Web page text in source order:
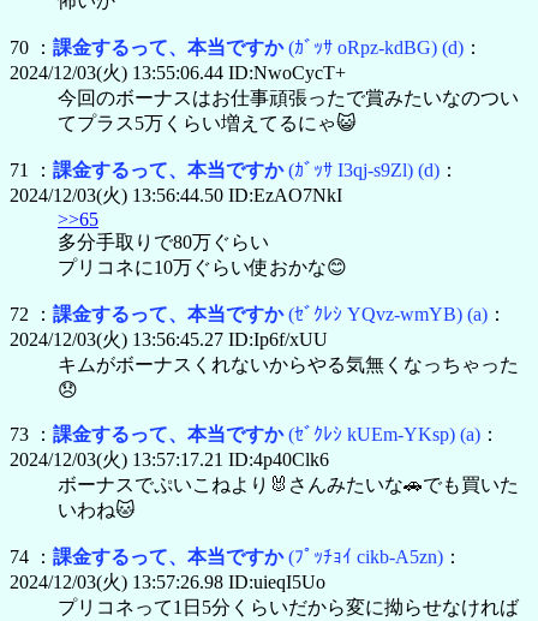
70 ： 課金するって、本当ですか(ｶﾞｯｻ oRpz-kdBG) (d) ：
2024/12/03(火) 13:55:06.44 ID:NwoCycT+
今回のボーナスはお仕事頑張ったで賞みたいなのつい
てプラス5万くらい増えてるにゃ😺
71 ： 課金するって、本当ですか(ｶﾞｯｻ I3qj-s9Zl) (d) ：
2024/12/03(火) 13:56:44.50 ID:EzAO7NkI
>>65
多分手取りで80万ぐらい
プリコネに10万ぐらい使おかな😊
72 ： 課金するって、本当ですか(ｾﾞｸﾚｼ YQvz-wmYB) (a) ：
2024/12/03(火) 13:56:45.27 ID:Ip6f/xUU
キムがボーナスくれないからやる気無くなっちゃった
😞
73 ： 課金するって、本当ですか(ｾﾞｸﾚｼ kUEm-YKsp) (a) ：
2024/12/03(火) 13:57:17.21 ID:4p40Clk6
ボーナスでぷいこねより🐰さんみたいな🚗でも買いた
いわね🐱
74 ： 課金するって、本当ですか(ﾌﾟｯﾁｮｲ cikb-A5zn) ：
2024/12/03(火) 13:57:26.98 ID:uieqI5Uo
プリコネって1日5分くらいだから変に拗らせなければ